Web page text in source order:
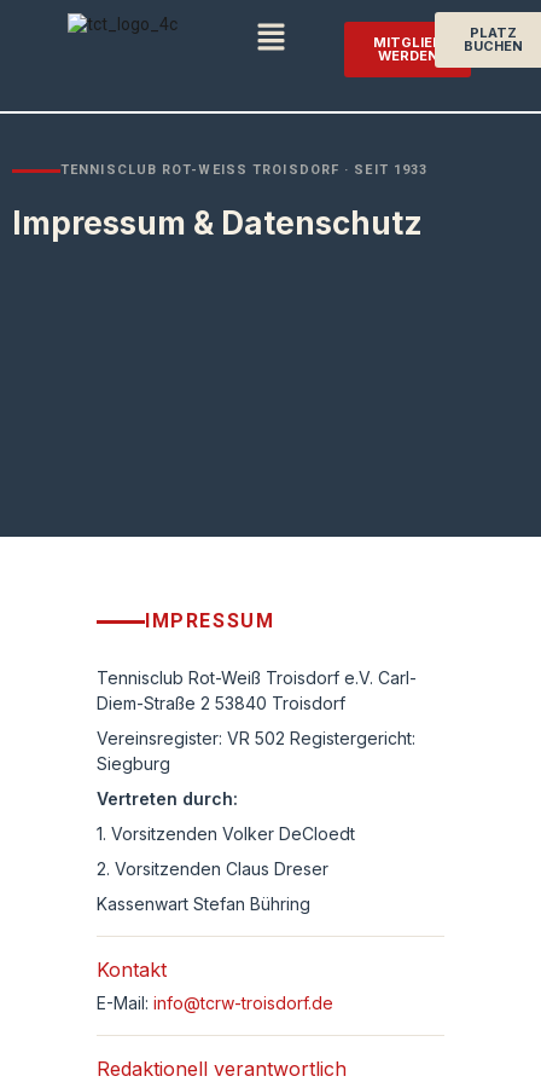
MITGLIED
WERDEN
PLATZ
BUCHEN
TENNISCLUB ROT-WEISS TROISDORF · SEIT 1933
Impressum & Datenschutz
IMPRESSUM
Tennisclub Rot-Weiß Troisdorf e.V. Carl-
Diem-Straße 2 53840 Troisdorf
Vereinsregister: VR 502 Registergericht:
Siegburg
Vertreten durch:
1. Vorsitzenden Volker DeCloedt
2. Vorsitzenden Claus Dreser
Kassenwart Stefan Bühring
Kontakt
E-Mail: info@tcrw-troisdorf.de
Redaktionell verantwortlich